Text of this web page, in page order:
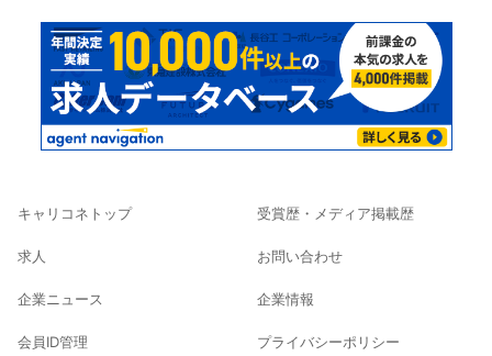
キャリコネトップ
求人
企業ニュース
会員ID管理
受賞歴・メディア掲載歴
お問い合わせ
企業情報
プライバシーポリシー